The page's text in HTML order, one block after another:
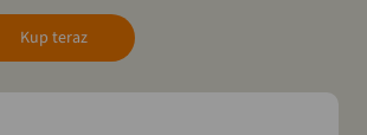
Kup teraz